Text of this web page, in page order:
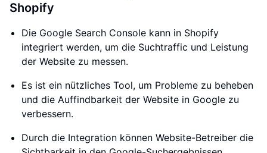
Shopify
Die Google Search Console kann in Shopify
integriert werden, um die Suchtraffic und Leistung
der Website zu messen.
Es ist ein nützliches Tool, um Probleme zu beheben
und die Auffindbarkeit der Website in Google zu
verbessern.
Durch die Integration können Website-Betreiber die